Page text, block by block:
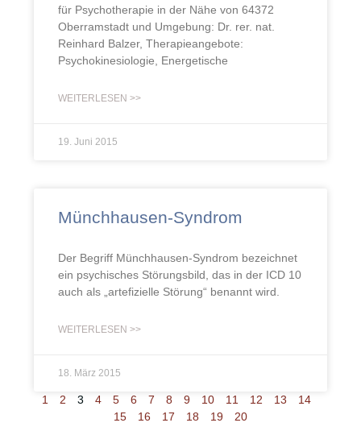
für Psychotherapie in der Nähe von 64372
Oberramstadt und Umgebung: Dr. rer. nat.
Reinhard Balzer, Therapieangebote:
Psychokinesiologie, Energetische
WEITERLESEN >>
19. Juni 2015
Münchhausen-Syndrom
Der Begriff Münchhausen-Syndrom bezeichnet
ein psychisches Störungsbild, das in der ICD 10
auch als „artefizielle Störung“ benannt wird.
WEITERLESEN >>
18. März 2015
1 2 3 4 5 6 7 8 9 10 11 12 13
14
15
16 17 18 19 20